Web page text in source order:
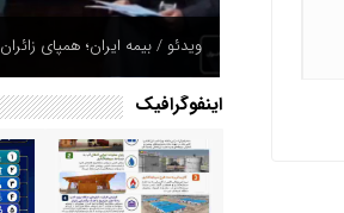
ویدئو / بیمه ایران؛ همپای زائران
اینفوگرافیک